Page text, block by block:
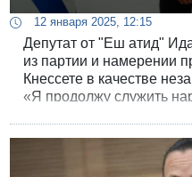
12 января 2025, 12:15
Депутат от "Еш атид"
из партии и намерении
Кнессете в качестве
«Я продолжу служить
депутат после решения